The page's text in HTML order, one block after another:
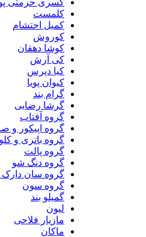
کسری حرمتی پور
کلمست
کمیل احتشام
کوروش
کوشا دهقان
کی آرش
کیا دپرس
کیوان پویا
گرام بند
گرشا رضایی
گروه آفتاب
گروه اپیکور و صادق
گروه باتری و کلونل
گروه پالت
گروه دنگ شو
گروه سان دارک باند
گروه سون
گمیلو بند
مازیار فلاحی